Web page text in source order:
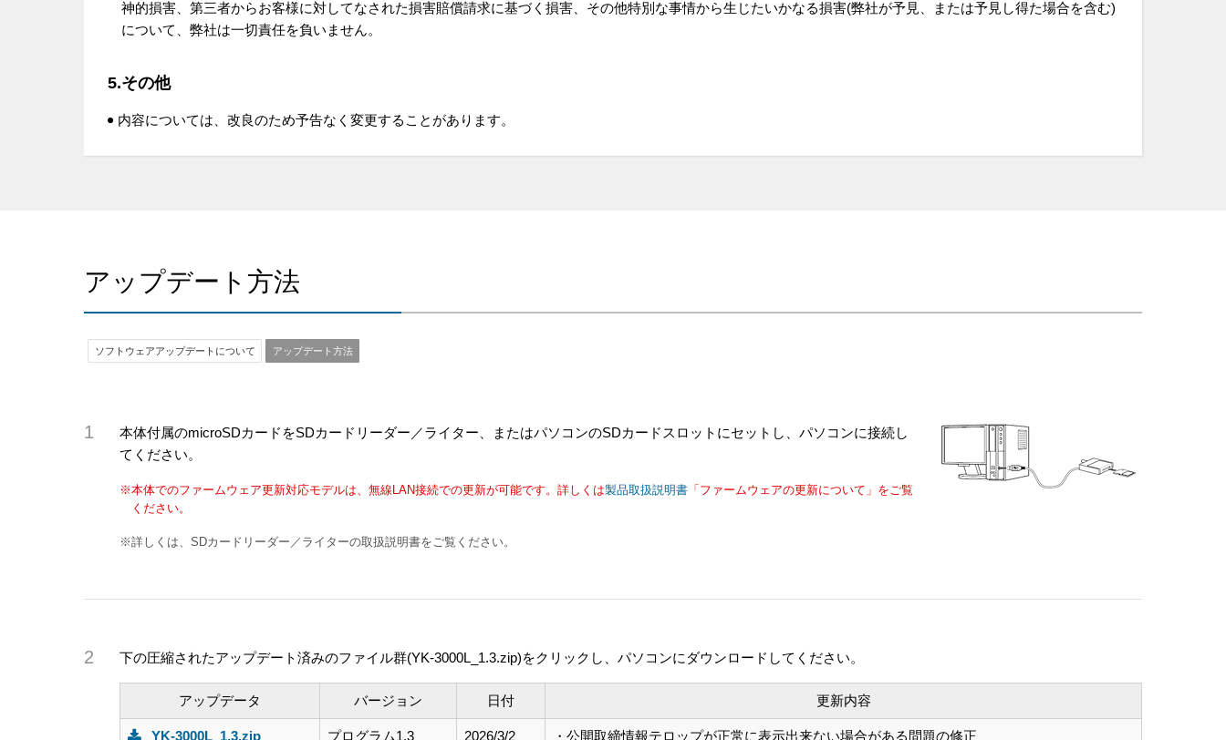
神的損害、第三者からお客様に対してなされた損害賠償請求に基づく損害、その他特別な事情から生じたいかなる損害(弊社が予見、または予見し得た場合を含む)
について、弊社は一切責任を負いません。
5.その他
内容については、改良のため予告なく変更することがあります。
アップデート方法
ソフトウェアアップデートについて アップデート方法
本体付属のmicroSDカードをSDカードリーダー／ライター、またはパソコンのSDカードスロットにセットし、パソコンに接続し
てください。
※本体でのファームウェア更新対応モデルは、無線LAN接続での更新が可能です。詳しくは製品取扱説明書 「ファームウェアの更新について」をご覧
ください。
※詳しくは、SDカードリーダー／ライターの取扱説明書をご覧ください。
下の圧縮されたアップデート済みのファイル群(YK-3000L_1.3.zip)をクリックし、パソコンにダウンロードしてください。
アップデータ バージョン 日付 更新内容
YK-3000L_1.3.zip プログラム1.3 2026/3/2 ・公開取締情報テロップが正常に表示出来ない場合がある問題の修正